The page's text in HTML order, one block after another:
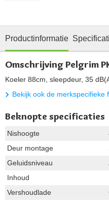
Productinformatie
Omschrijving Pelgrim
Koeler 88cm, sleepdeur, 35
Bekijk ook de merkspecifieke
Beknopte specificaties
Nishoogte
Deur montage
Geluidsniveau
Inhoud
Vershoudlade